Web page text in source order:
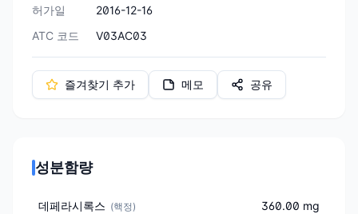
허가일
2016-12-16
ATC 코드
V03AC03
즐겨찾기 추가 메모 공유
성분함량
데페라시록스 (핵정) 360.00 mg